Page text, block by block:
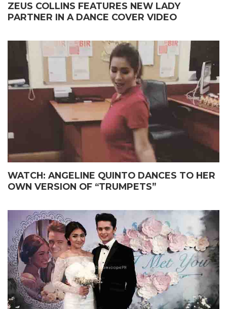
ZEUS COLLINS FEATURES NEW LADY
PARTNER IN A DANCE COVER VIDEO
WATCH: ANGELINE QUINTO DANCES TO HER
OWN VERSION OF “TRUMPETS”